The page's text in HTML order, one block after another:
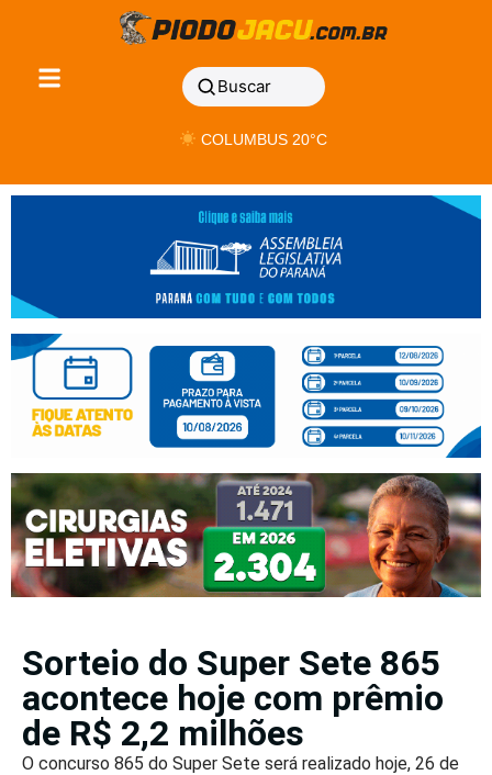
Buscar
COLUMBUS 20°C
Sorteio do Super Sete 865
acontece hoje com prêmio
de R$ 2,2 milhões
O concurso 865 do Super Sete será realizado hoje, 26 de